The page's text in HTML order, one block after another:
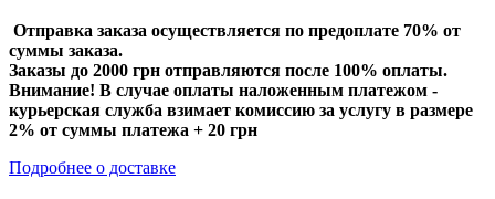
Отправка заказа осуществляется по предоплате 70% от
суммы заказа.
Заказы до 2000 грн отправляются после 100% оплаты.
Внимание! В случае оплаты наложенным платежом -
курьерская служба взимает комиссию за услугу в размере
2% от суммы платежа + 20 грн
Подробнее о доставке